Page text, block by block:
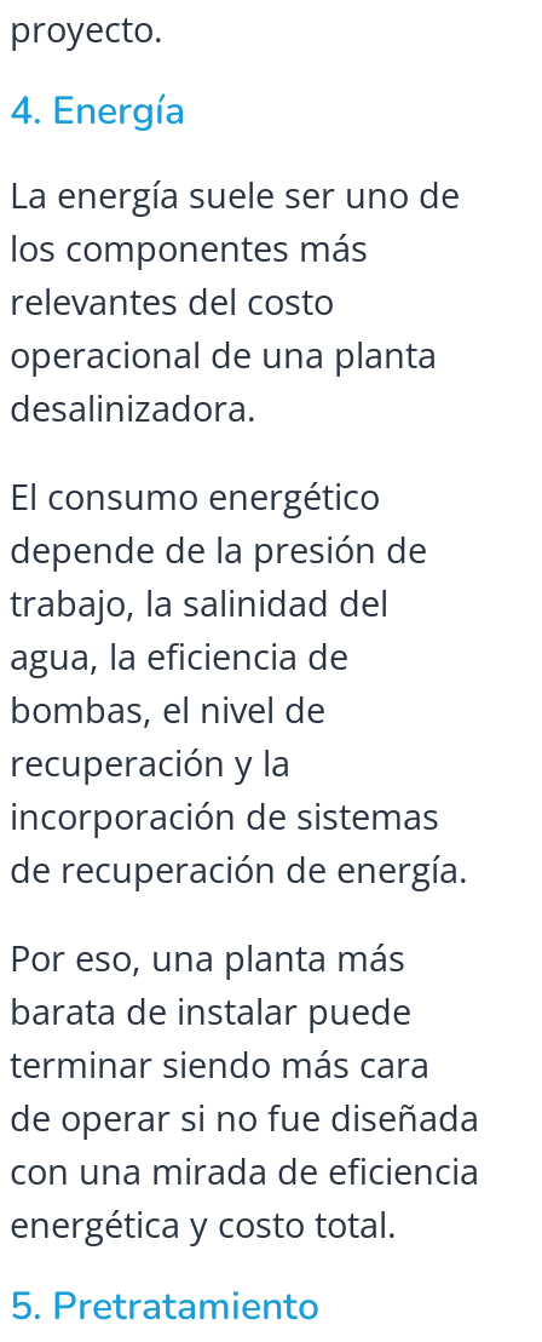
proyecto.
4. Energía
La energía suele ser uno de
los componentes más
relevantes del costo
operacional de una planta
desalinizadora.
El consumo energético
depende de la presión de
trabajo, la salinidad del
agua, la eficiencia de
bombas, el nivel de
recuperación y la
incorporación de sistemas
de recuperación de energía.
Por eso, una planta más
barata de instalar puede
terminar siendo más cara
de operar si no fue diseñada
con una mirada de eficiencia
energética y costo total.
5. Pretratamiento